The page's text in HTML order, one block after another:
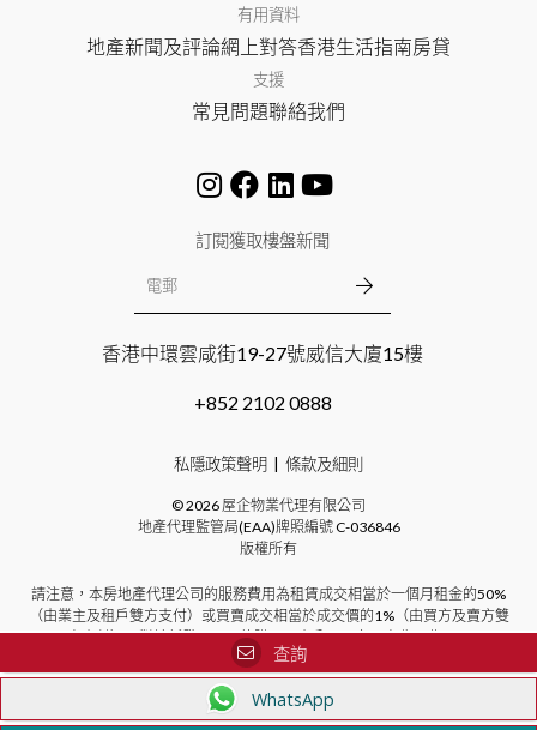
有用資料
地產新聞及評論網上對答香港生活指南房貸
支援
常見問題聯絡我們
訂閱獲取樓盤新聞
香港中環雲咸街19-27號威信大廈15樓
+852 2102 0888
私隱政策聲明 條款及細則
©2026 屋企物業代理有限公司
地產代理監管局(EAA)牌照編號C-036846
版權所有
請注意，本房地產代理公司的服務費用為租賃成交相當於一個月租金的50%
（由業主及租戶雙方支付）或買賣成交相當於成交價的1%（由買方及賣方雙
方支付）。對於新發展項目的購買，本公司不向買方收取費用。
查詢
WhatsApp